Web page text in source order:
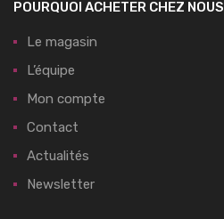
POURQUOI ACHETER CHEZ NOUS
Le magasin
L’équipe
Mon compte
Contact
Actualités
Newsletter